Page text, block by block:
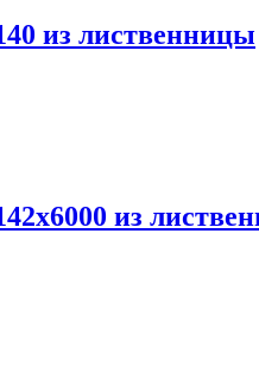
из лиственницы
из